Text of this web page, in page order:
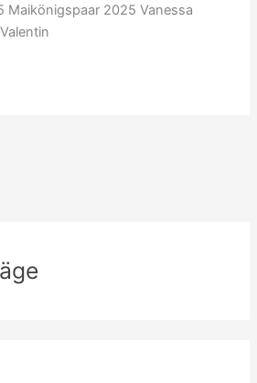
Maikönigspaar 2025 Vanessa